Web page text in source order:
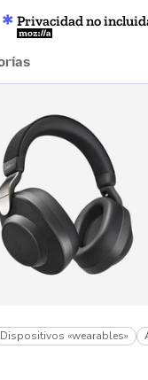
productos
Artículos
Acerca de
Donar
Privacidad no
Mozilla
Dispositivos «wearables»